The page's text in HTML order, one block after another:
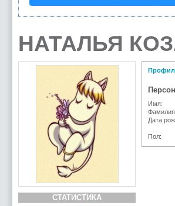
НАТАЛЬЯ
СТАТИСТИКА
Имя:
Дата
Пол: